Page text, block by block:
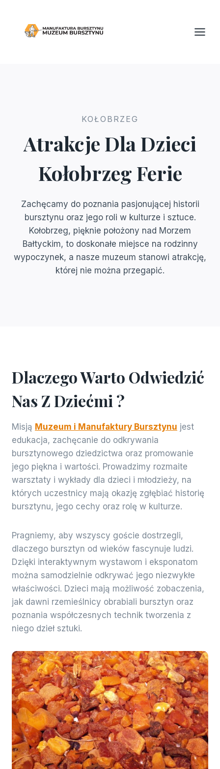
KOŁOBRZEG
Atrakcje Dla Dzieci
Kołobrzeg Ferie
Zachęcamy do poznania pasjonującej historii
bursztynu oraz jego roli w kulturze i sztuce.
Kołobrzeg, pięknie położony nad Morzem
Bałtyckim, to doskonałe miejsce na rodzinny
wypoczynek, a nasze muzeum stanowi atrakcję,
której nie można przegapić.
Dlaczego Warto Odwiedzić
Nas Z Dziećmi ?
Misją Muzeum i Manufaktury Bursztynu jest
edukacja, zachęcanie do odkrywania
bursztynowego dziedzictwa oraz promowanie
jego piękna i wartości. Prowadzimy rozmaite
warsztaty i wykłady dla dzieci i młodzieży, na
których uczestnicy mają okazję zgłębiać historię
bursztynu, jego cechy oraz rolę w kulturze.
Pragniemy, aby wszyscy goście dostrzegli,
dlaczego bursztyn od wieków fascynuje ludzi.
Dzięki interaktywnym wystawom i eksponatom
można samodzielnie odkrywać jego niezwykłe
właściwości. Dzieci mają możliwość zobaczenia,
jak dawni rzemieślnicy obrabiali bursztyn oraz
poznania współczesnych technik tworzenia z
niego dzieł sztuki.